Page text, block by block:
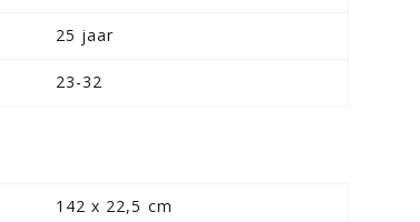
25 jaar
23-32
142 x 22,5 cm